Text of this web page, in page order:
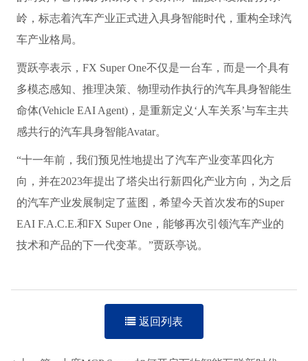
岭，标志着汽车产业正式进入具身智能时代，重构全球汽
车产业格局。
贾跃亭表示，FX Super One不仅是一台车，而是一个具有
多模态感知、推理决策、物理动作执行的汽车具身智能生
命体(Vehicle EAI Agent)，是重新定义‘人车关系’与车主共
感共行的汽车具身智能Avatar。
“十一年前，我们预见性地提出了汽车产业变革四化方
向，并在2023年提出了塔尖出行新四化产业方向，为之后
的汽车产业发展制定了蓝图，希望今天首次发布的Super
EAI F.A.C.E.和FX Super One，能够再次引领汽车产业的
技术和产品的下一代变革。”贾跃亭说。
返回列表